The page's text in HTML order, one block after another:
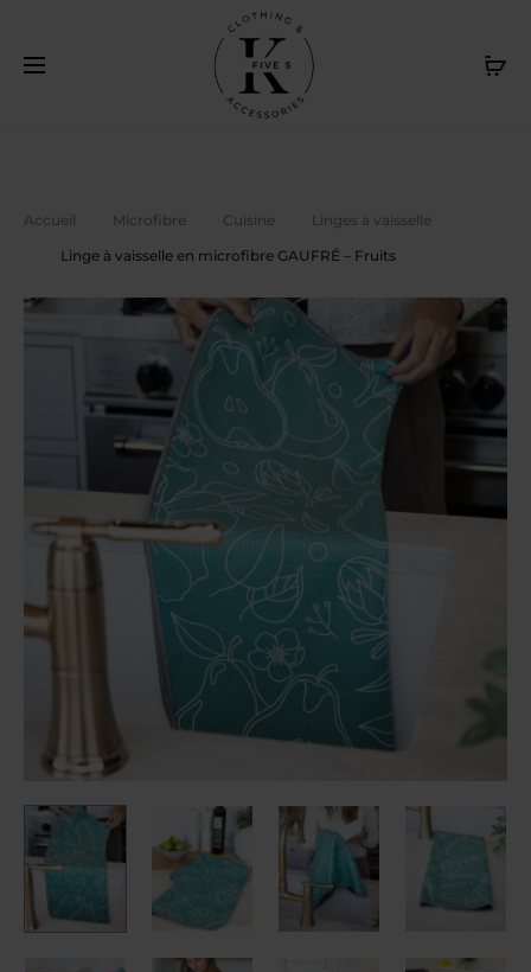
Livraison gratuite au Canada sur achat de 120$ et plus. /
Free delivery in Canada on purchase of $120 or more
Accueil Microfibre Cuisine
Linges à vaisselle
Linge à vaisselle en microfibre GAUFRÉ – Fruits